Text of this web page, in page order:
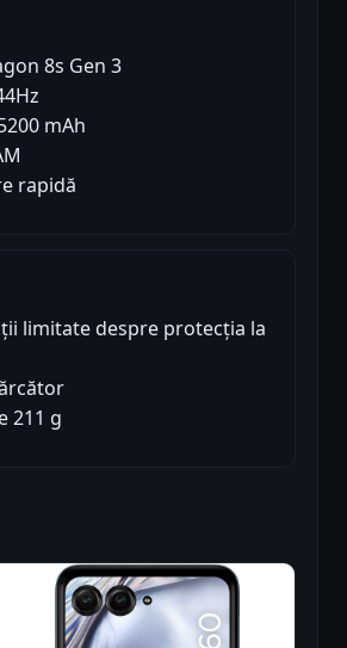
8s Gen 3
mAh
rapidă
limitate despre protecția la
211 g